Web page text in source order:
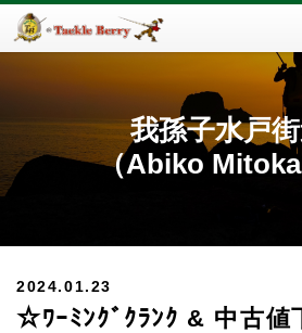
我孫子水戸
（Abiko
2024.01.23
☆ﾜｰﾐﾝｸﾞｸﾗﾝｸ & 中古